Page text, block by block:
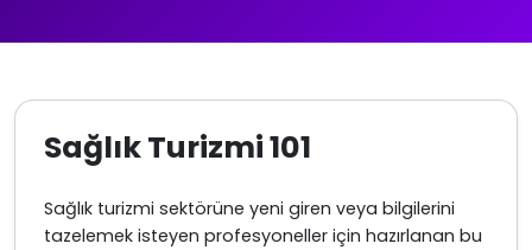
Sağlık Turizmi 101
Sağlık turizmi sektörüne yeni giren veya bilgilerini
tazelemek isteyen profesyoneller için hazırlanan bu